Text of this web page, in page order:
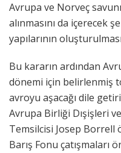
Avrupa ve Norveç
alınmasını da içerecek
yapılarının
Bu kararın ardından
dönemi için belirlenmiş
avroyu aşacağı dile
Avrupa Birliği Dışişleri
Temsilcisi Josep
Barış Fonu çatışmaları